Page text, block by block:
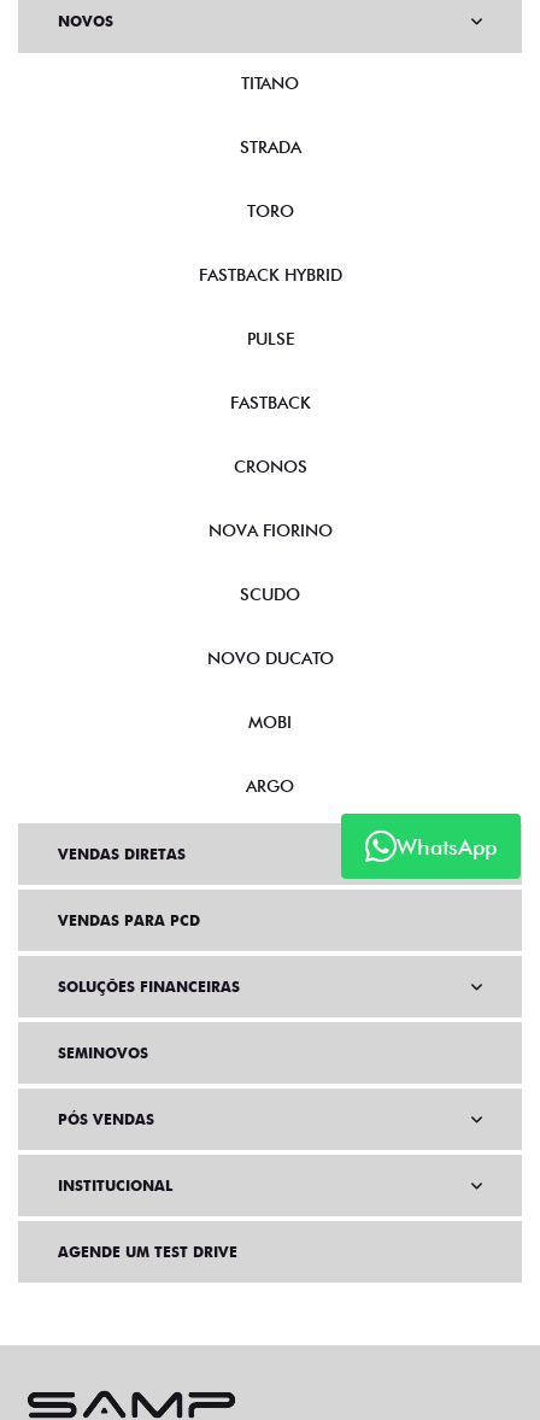
WhatsApp
NOVOS
TITANO
STRADA
TORO
FASTBACK HYBRID
PULSE
FASTBACK
CRONOS
NOVA FIORINO
SCUDO
NOVO DUCATO
MOBI
ARGO
VENDAS DIRETAS
VENDAS PARA PCD
SOLUÇÕES FINANCEIRAS
SEMINOVOS
PÓS VENDAS
INSTITUCIONAL
AGENDE UM TEST DRIVE